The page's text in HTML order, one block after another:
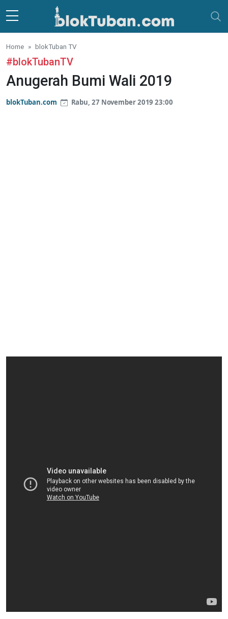
Skip to main content
Home blokTuban TV
#blokTubanTV
Anugerah Bumi Wali 2019
blokTuban.com Rabu, 27 November 2019 23:00